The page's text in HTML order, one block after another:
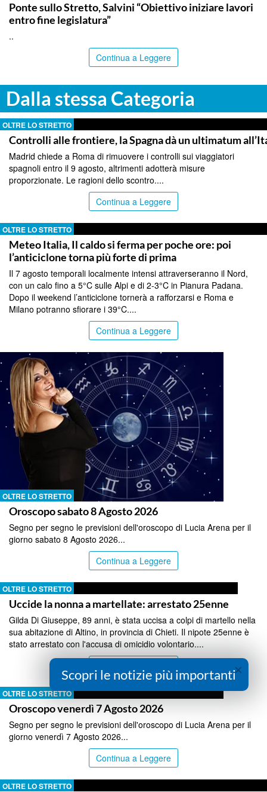
Ponte sullo Stretto, Salvini “Obiettivo iniziare lavori
entro fine legislatura”
..
Continua a Leggere
Dalla stessa Categoria
OLTRE LO STRETTO
Controlli alle frontiere, la Spagna dà un ultimatum
Madrid chiede a Roma di rimuovere i controlli sui viaggiatori
spagnoli entro il 9 agosto, altrimenti adotterà misure
proporzionate. Le ragioni dello scontro....
Continua a Leggere
OLTRE LO STRETTO
Meteo Italia, Il caldo si ferma per poche ore: poi
l’anticiclone torna più forte di prima
Il 7 agosto temporali localmente intensi attraverseranno il Nord,
con un calo fino a 5°C sulle Alpi e di 2-3°C in Pianura Padana.
Dopo il weekend l’anticiclone tornerà a rafforzarsi e Roma e
Milano potranno sfiorare i 39°C....
Continua a Leggere
OLTRE LO STRETTO
Oroscopo sabato 8 Agosto 2026
Segno per segno le previsioni dell'oroscopo di Lucia Arena per il
giorno sabato 8 Agosto 2026...
Continua a Leggere
OLTRE LO STRETTO
Uccide la nonna a martellate: arrestato 25enne
Gilda Di Giuseppe, 89 anni, è stata uccisa a colpi di martello nella
sua abitazione di Altino, in provincia di Chieti. Il nipote 25enne è
stato arrestato con l'accusa di omicidio volontario....
OLTRE LO STRETTO
Oroscopo venerdì 7 Agosto 2026
Segno per segno le previsioni dell'oroscopo di Lucia Arena per il
giorno venerdì 7 Agosto 2026...
Continua a Leggere
OLTRE LO STRETTO
×
Scopri le notizie più importanti